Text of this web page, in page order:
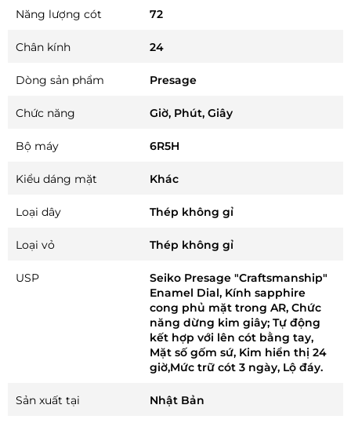
Năng lượng cót 72
Chân kính 24
Dòng sản phẩm Presage
Chức năng Giờ, Phút, Giây
Bộ máy 6R5H
Kiểu dáng mặt Khác
Loại dây Thép không gỉ
Loại vỏ Thép không gỉ
USP
Seiko Presage "Craftsmanship"
Enamel Dial, Kính sapphire
cong phủ mặt trong AR, Chức
năng dừng kim giây; Tự động
kết hợp với lên cót bằng tay,
Mặt số gốm sứ, Kim hiển thị 24
giờ,Mức trữ cót 3 ngày, Lộ đáy.
Sản xuất tại Nhật Bản